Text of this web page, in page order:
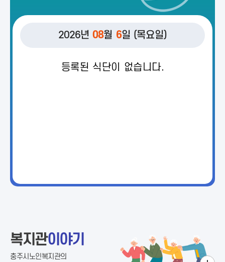
2026년08월 6일 (목요일)
등록된 식단이 없습니다.
복지관이야기
충주시노인복지관의